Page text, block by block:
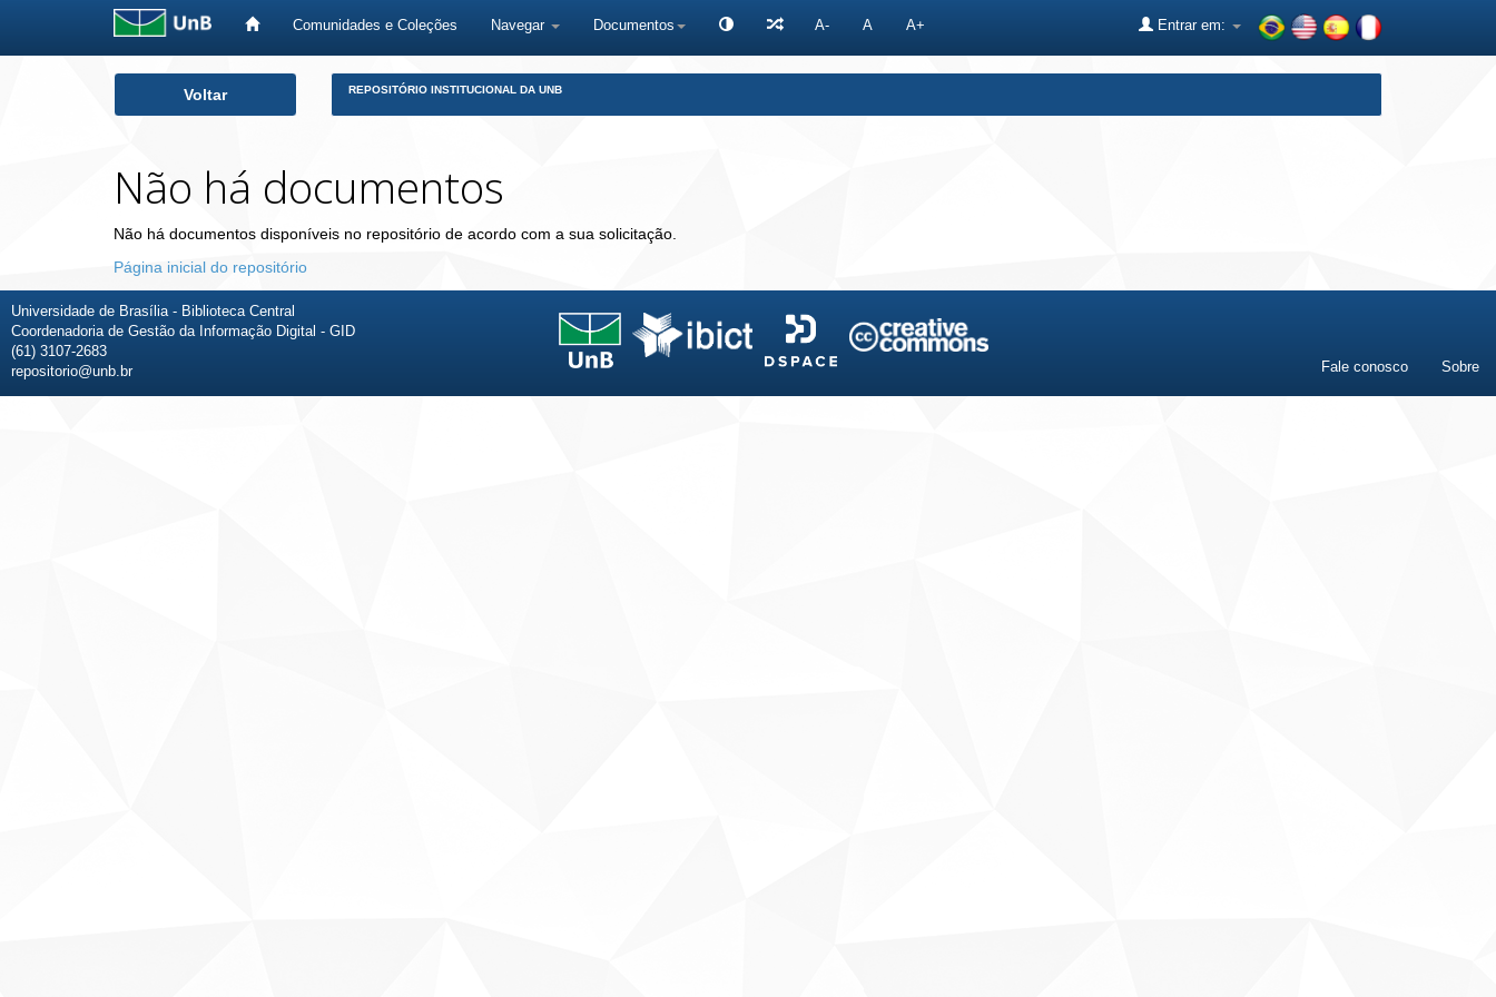
Comunidades e Coleções Navegar Documentos A- A A+ Entrar em:
Voltar REPOSITÓRIO INSTITUCIONAL DA UNB
Não há documentos
Não há documentos disponíveis no repositório de acordo com a sua solicitação.
Página inicial do repositório
Universidade de Brasília - Biblioteca Central
Coordenadoria de Gestão da Informação Digital - GID
(61) 3107-2683
repositorio@unb.br
Fale conosco Sobre